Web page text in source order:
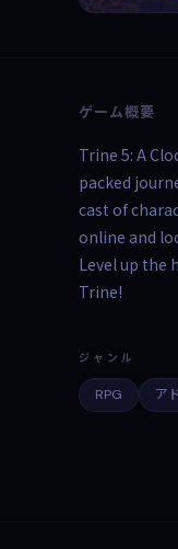
ゲーム概要
Trine 5: A
packed
cast of
online and
Level up the
Trine!
ジャンル
RPG ア